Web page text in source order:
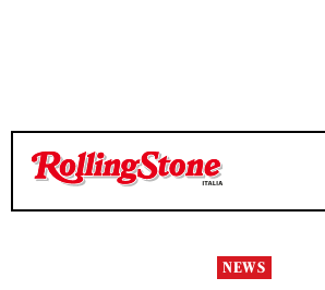
TEMPO DI LETTURA 3 MINUTI
TEMPO DI LETTURA 3 MINUTI
NEWS